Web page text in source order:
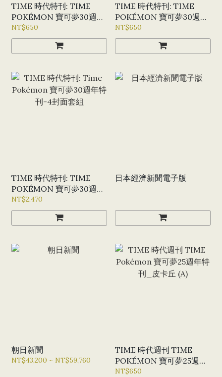
TIME 時代特刊: TIME
POKÉMON 寶可夢30週年
特刊 - 超級噴火龍X
(MEGA CHARIZARD X)
NT$650
TIME 時代特刊: TIME
POKÉMON 寶可夢30週年
特刊-皮卡丘 (PIKACHU)
NT$650
TIME 時代特刊: TIME
POKÉMON 寶可夢30週年
特刊-4封面套組
NT$2,470
日本經濟新聞電子版
朝日新聞
NT$43,200 ~ NT$59,760
TIME 時代週刊 TIME
POKÉMON 寶可夢25週年
特刊_皮卡丘 (A)
NT$650